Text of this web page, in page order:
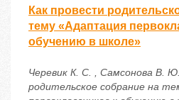
Как провести
тему «Адаптация
обучению в школе»
Черевик К. С. , Самсонова В.
родительское собрание на